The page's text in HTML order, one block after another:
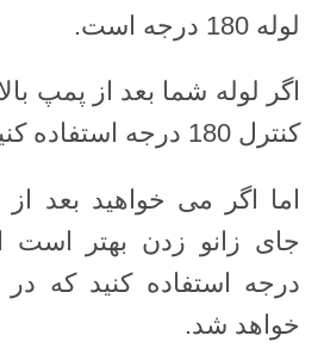
لوله 180 درجه است.
اگر لوله شما بعد از پمپ
کنترل 180 درجه استفاده کنید
اما اگر می خواهید بعد از
درجه استفاده کنید که در
خواهد شد.